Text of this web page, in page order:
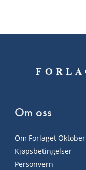
Om oss
Om Forlaget Oktober
Kjøpsbetingelser
Personvern